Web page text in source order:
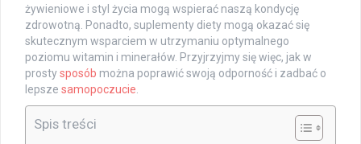
żywieniowe i styl życia mogą wspierać naszą kondycję
zdrowotną. Ponadto, suplementy diety mogą okazać się
skutecznym wsparciem w utrzymaniu optymalnego
poziomu witamin i minerałów. Przyjrzyjmy się więc, jak w
prostysposób można poprawić swoją odporność i zadbać o
lepsze samopoczucie
Spis treści